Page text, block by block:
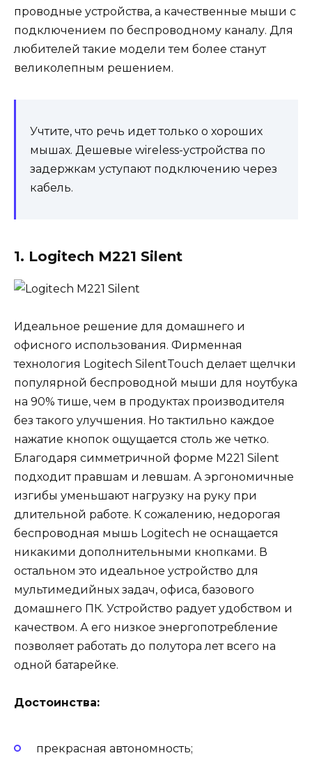
проводные устройства, а качественные мыши с
подключением по беспроводному каналу. Для
любителей такие модели тем более станут
великолепным решением.
Учтите, что речь идет только о хороших
мышах. Дешевые wireless-устройства по
задержкам уступают подключению через
кабель.
1. Logitech M221 Silent
Идеальное решение для домашнего и
офисного использования. Фирменная
технология Logitech SilentTouch делает щелчки
популярной беспроводной мыши для ноутбука
на 90% тише, чем в продуктах производителя
без такого улучшения. Но тактильно каждое
нажатие кнопок ощущается столь же четко.
Благодаря симметричной форме M221 Silent
подходит правшам и левшам. А эргономичные
изгибы уменьшают нагрузку на руку при
длительной работе. К сожалению, недорогая
беспроводная мышь Logitech не оснащается
никакими дополнительными кнопками. В
остальном это идеальное устройство для
мультимедийных задач, офиса, базового
домашнего ПК. Устройство радует удобством и
качеством. А его низкое энергопотребление
позволяет работать до полутора лет всего на
одной батарейке.
Достоинства:
прекрасная автономность;